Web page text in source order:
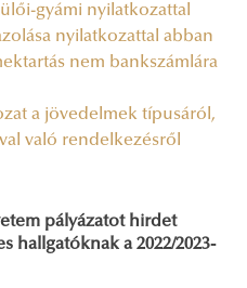
gyámi nyilatkozattal
nyilatkozattal abban
nem bankszámlára
a jövedelmek típusáról,
való rendelkezésről
pályázatot hirdet
hallgatóknak a 2022/2023-